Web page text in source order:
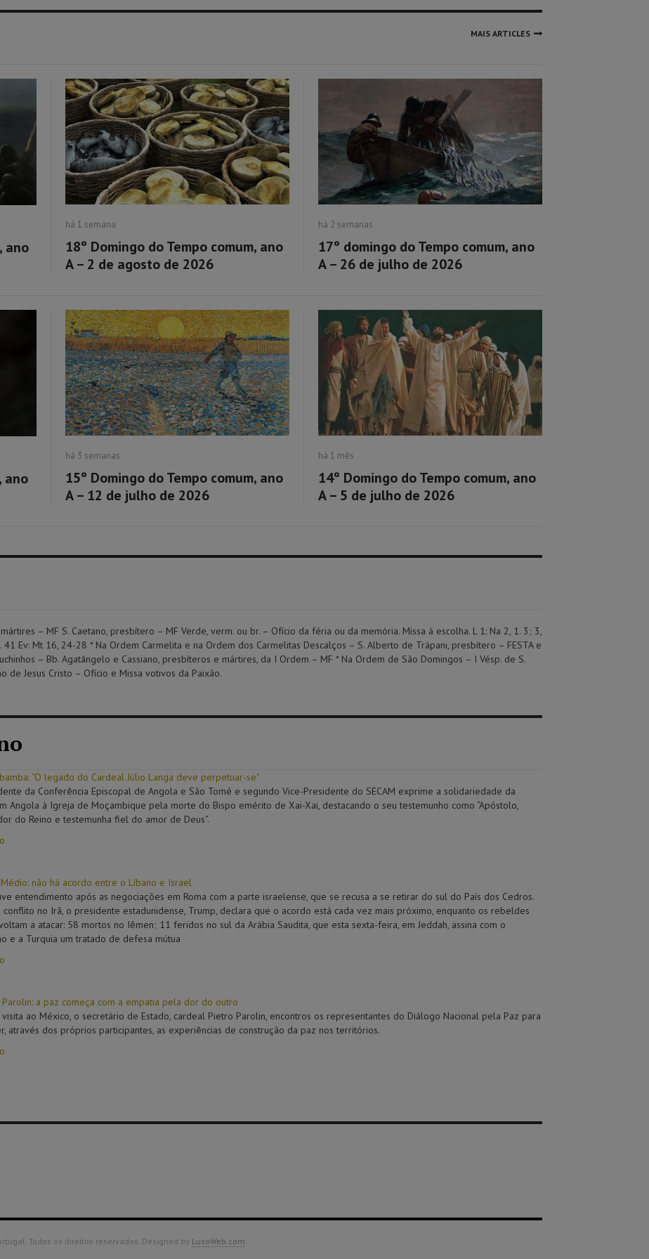
MAIS ARTICLES
ano
há 1 semana
18º Domingo do Tempo comum, ano
A – 2 de agosto de 2026
há 2 semanas
17º domingo do Tempo comum, ano
A – 26 de julho de 2026
ano
há 3 semanas
15º Domingo do Tempo comum, ano
A – 12 de julho de 2026
há 1 mês
14º Domingo do Tempo comum, ano
A – 5 de julho de 2026
– MF S. Caetano, presbítero – MF Verde, verm. ou br. – Ofício da féria ou da memória. Missa à escolha. L 1: Na 2, 1. 3; 3,
Ev: Mt 16, 24-28 * Na Ordem Carmelita e na Ordem dos Carmelitas Descalços – S. Alberto de Trápani, presbítero – FESTA e
– Bb. Agatângelo e Cassiano, presbíteros e mártires, da I Ordem – MF * Na Ordem de São Domingos – I Vésp. de S.
de Jesus Cristo – Ofício e Missa votivos da Paixão.
“O legado do Cardeal Júlio Langa deve perpetuar-se"
da Conferência Episcopal de Angola e São Tomé e segundo Vice-Presidente do SECAM exprime a solidariedade da
Angola à Igreja de Moçambique pela morte do Bispo emérito de Xai-Xai, destacando o seu testemunho como “Apóstolo,
do Reino e testemunha fiel do amor de Deus”.
não há acordo entre o Líbano e Israel
entendimento após as negociações em Roma com a parte israelense, que se recusa a se retirar do sul do País dos Cedros.
conflito no Irã, o presidente estadunidense, Trump, declara que o acordo está cada vez mais próximo, enquanto os rebeldes
a atacar: 58 mortos no Iêmen; 11 feridos no sul da Arábia Saudita, que esta sexta-feira, em Jeddah, assina com o
e a Turquia um tratado de defesa mútua
Parolin: a paz começa com a empatia pela dor do outro
visita ao México, o secretário de Estado, cardeal Pietro Parolin, encontros os representantes do Diálogo Nacional pela Paz para
através dos próprios participantes, as experiências de construção da paz nos territórios.
Todos os direitos reservados. Designed by LusoWeb.com.